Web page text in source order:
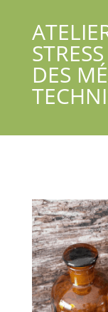
DES